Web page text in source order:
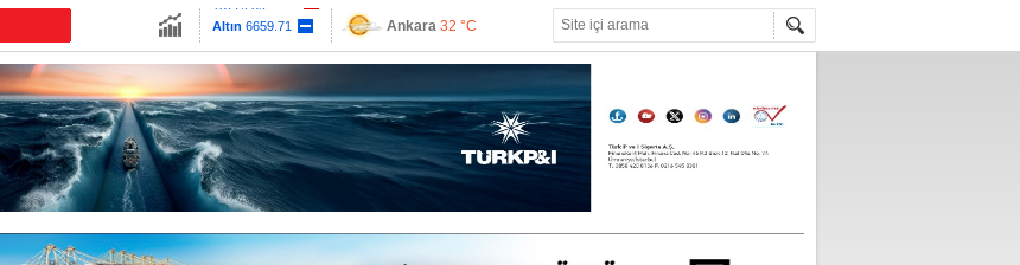
Altın 6659.71
Euro55.1258
Ankara 32 °C
Antalya33 °C
Muğla 33 °C
Çanakkale 33 °C